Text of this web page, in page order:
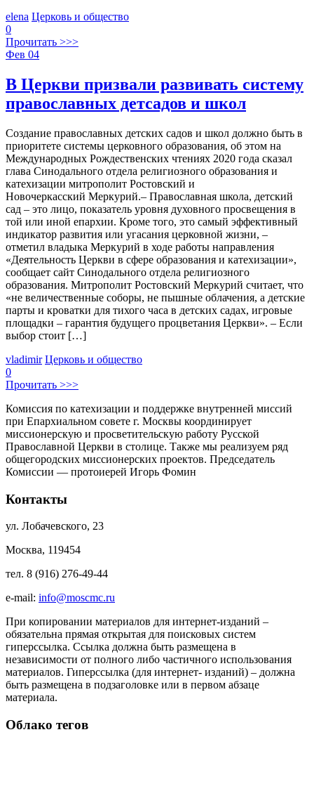
elena Церковь и общество
0
Прочитать >>>
Фев 04
В Церкви призвали развивать систему
православных детсадов и школ
Создание православных детских садов и школ должно быть в
приоритете системы церковного образования, об этом на
Международных Рождественских чтениях 2020 года сказал
глава Синодального отдела религиозного образования и
катехизации митрополит Ростовский и
Новочеркасский Меркурий.– Православная школа, детский
сад – это лицо, показатель уровня духовного просвещения в
той или иной епархии. Кроме того, это самый эффективный
индикатор развития или угасания церковной жизни, –
отметил владыка Меркурий в ходе работы направления
«Деятельность Церкви в сфере образования и катехизации»,
сообщает сайт Синодального отдела религиозного
образования. Митрополит Ростовский Меркурий считает, что
«не величественные соборы, не пышные облачения, а детские
парты и кроватки для тихого часа в детских садах, игровые
площадки – гарантия будущего процветания Церкви». – Если
выбор стоит […]
vladimir Церковь и общество
0
Прочитать >>>
Комиссия по катехизации и поддержке внутренней миссий
при Епархиальном совете г. Москвы координирует
миссионерскую и просветительскую работу Русской
Православной Церкви в столице. Также мы реализуем ряд
общегородских миссионерских проектов. Председатель
Комиссии — протоиерей Игорь Фомин
Контакты
ул. Лобачевского, 23
Москва, 119454
тел. 8 (916) 276-49-44
e-mail: info@moscmc.ru
При копировании материалов для интернет-изданий –
обязательна прямая открытая для поисковых систем
гиперссылка. Ссылка должна быть размещена в
независимости от полного либо частичного использования
материалов. Гиперссылка (для интернет- изданий) – должна
быть размещена в подзаголовке или в первом абзаце
материала.
Облако тегов